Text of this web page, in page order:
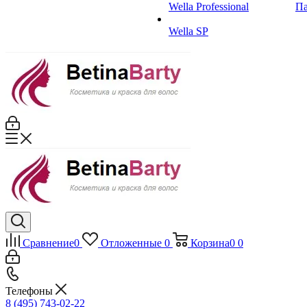
Wella Professional
Wella SP
Сравнение0 Отложенные 0 Корзина0 0
Телефоны
8 (495) 743-02-22